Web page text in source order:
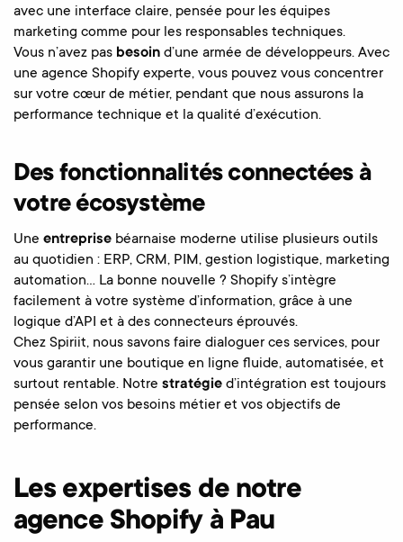
avec une interface claire, pensée pour les équipes
marketing comme pour les responsables techniques.
Vous n’avez pas besoin d’une armée de développeurs. Avec
une agence Shopify experte, vous pouvez vous concentrer
sur votre cœur de métier, pendant que nous assurons la
performance technique et la qualité d’exécution.
Des fonctionnalités connectées à
votre écosystème
Une entreprise béarnaise moderne utilise plusieurs outils
au quotidien : ERP, CRM, PIM, gestion logistique, marketing
automation… La bonne nouvelle ? Shopify s’intègre
facilement à votre système d’information, grâce à une
logique d’API et à des connecteurs éprouvés.
Chez Spiriit, nous savons faire dialoguer ces services, pour
vous garantir une boutique en ligne fluide, automatisée, et
surtout rentable. Notre stratégie d’intégration est toujours
pensée selon vos besoins métier et vos objectifs de
performance.
Les expertises de notre
agence Shopify à Pau